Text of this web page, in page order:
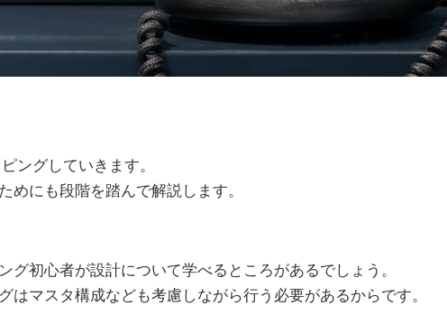
ングしていきます。
めにも段階を踏んで解説します。
グ初心者が設計について学べるところがあるでしょう。
はマスタ構成なども考慮しながら行う必要があるからです。